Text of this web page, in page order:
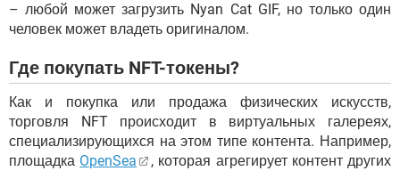
– любой может загрузить Nyan Cat GIF, но только один
человек может владеть оригиналом.
Где покупать NFT-токены?
Как и покупка или продажа физических искусств,
торговля NFT происходит в виртуальных галереях,
специализирующихся на этом типе контента. Например,
площадка OpenSea
, которая агрегирует контент других